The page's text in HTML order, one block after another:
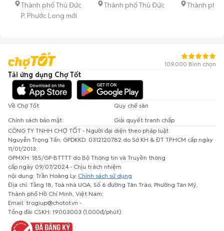
Thành phố Thủ Đức
P. Phước Long mới
Thành phố Thủ Đức Thành phố
109.000 Bình chọn
Tải ứng dụng Chợ Tốt
Về Chợ Tốt
Quy chế sàn
Chính sách bảo mật
Giải quyết tranh chấp
CÔNG TY TNHH CHỢ TỐT - Người đại diện theo pháp luật:
Nguyễn Trọng Tấn; GPDKKD: 0312120782 do Sở KH & ĐT TP.HCM cấp ngày
11/01/2013;
GPMXH: 185/GP-BTTTT do Bộ Thông tin và Truyền thông
cấp ngày 09/07/2024 - Chịu trách nhiệm
nội dung: Trần Hoàng Ly. Chính sách sử dụng
Địa chỉ: Tầng 18, Toà nhà UOA, Số 6 đường Tân Trào, Phường Tân Mỹ,
Thành phố Hồ Chí Minh, Việt Nam;
Email: trogiup@chotot.vn -
Tổng đài CSKH: 19003003 (1.000đ/phút)